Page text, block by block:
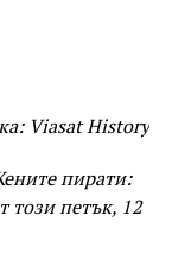
Copy
Viasat History
пирати:
този петък, 12